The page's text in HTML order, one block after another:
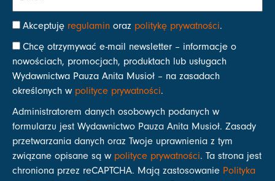
Akceptuję regulamin oraz politykę prywatności.
Chcę otrzymywać e-mail newsletter – informacje o
nowościach, promocjach, produktach lub usługach
Wydawnictwa Pauza Anita Musioł – na zasadach
określonych w polityce prywatności.
Administratorem danych osobowych podanych w
formularzu jest Wydawnictwo Pauza Anita Musioł. Zasady
przetwarzania danych oraz Twoje uprawnienia z tym
związane opisane są w polityce prywatności. Ta strona jest
chroniona przez reCAPTCHA. Mają zastosowanie Polityka